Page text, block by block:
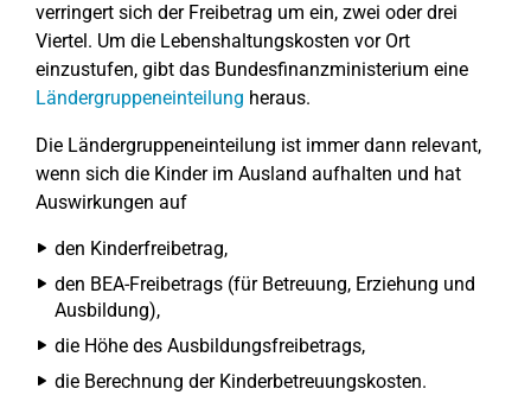
verringert sich der Freibetrag um ein, zwei oder drei
Viertel. Um die Lebenshaltungskosten vor Ort
einzustufen, gibt das Bundesfinanzministerium eine
Ländergruppeneinteilung heraus.
Die Ländergruppeneinteilung ist immer dann relevant,
wenn sich die Kinder im Ausland aufhalten und hat
Auswirkungen auf
den Kinderfreibetrag,
den BEA-Freibetrags (für Betreuung, Erziehung und
Ausbildung),
die Höhe des Ausbildungsfreibetrags,
die Berechnung der Kinderbetreuungskosten.